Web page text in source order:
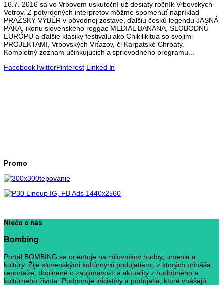
16.7. 2016 sa vo Vrbovom uskutoční už desiaty ročník Vrbovských
Vetrov. Z potvrdených interpretov môžme spomenúť napríklad
PRAŽSKÝ VÝBĚR v pôvodnej zostave, ďalšiu českú legendu JASNÁ
PÁKA, ikonu slovenského reggae MEDIAL BANANA, SLOBODNÚ
EURÓPU a ďalšie klasiky festivalu ako Chikilikitua so svojimi
PROJEKTAMI, Vrbovských Víťazov, či Karpatské Chrbáty.
Kompletný zoznam účinkujúcich a sprievodného programu...
FacebookTwitterPinterest Linked In
Promo
Niečo o nás
Bombing
Portál BOMBING sa orientuje na milovníkov hudby, umenia a
kultúry. Žije slovenskými kultúrnymi podujatiami, z ktorých prináša
reportáže, doplnené o zaujímavosti a aktuality z hudobného a
kultúrneho života. Podporuje iniciatívy a podujatia, ktoré vnášajú